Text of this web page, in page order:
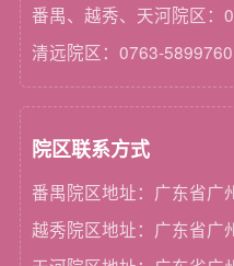
番禺、越秀、天河院区：
清远院区：0763-5899760
院区联系方式
番禺院区地址：广东省广
越秀院区地址：广东省广